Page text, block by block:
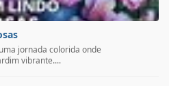
jornada colorida onde
vibrante....